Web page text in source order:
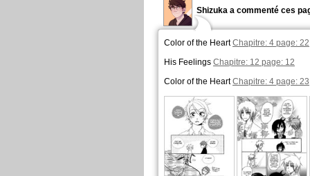
Shizuka a commenté ces
Color of the HeartChapitre: 4 page: 22
His Feelings Chapitre: 12 page: 12
Color of the HeartChapitre: 4 page: 23